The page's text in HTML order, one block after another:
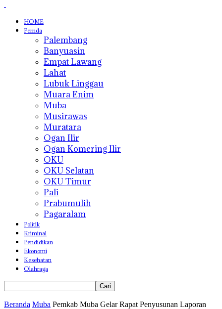
HOME
Pemda
Palembang
Banyuasin
Empat Lawang
Lahat
Lubuk Linggau
Muara Enim
Muba
Musirawas
Muratara
Ogan Ilir
Ogan Komering Ilir
OKU
OKU Selatan
OKU Timur
Pali
Prabumulih
Pagaralam
Politik
Kriminal
Pendidikan
Ekonomi
Kesehatan
Olahraga
Beranda Muba Pemkab Muba Gelar Rapat Penyusunan Laporan